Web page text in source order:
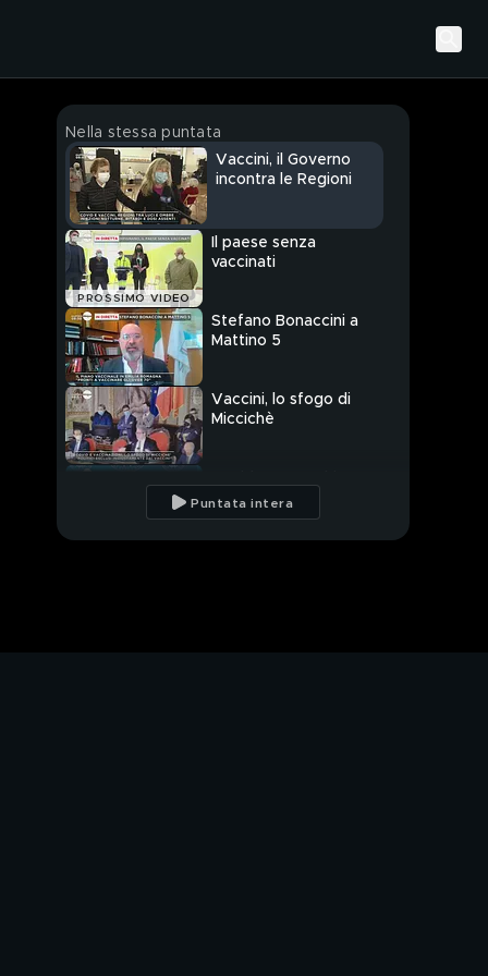
Nella stessa puntata
Vaccini, il Governo
incontra le Regioni
PROSSIMO VIDEO
Il paese senza
vaccinati
Stefano Bonaccini a
Mattino 5
Vaccini, lo sfogo di
Miccichè
dopo Pasqua?
Puntata intera